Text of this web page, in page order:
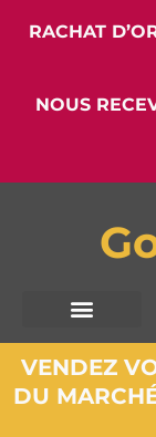
RACHAT
NOUS
VENDEZ
DU